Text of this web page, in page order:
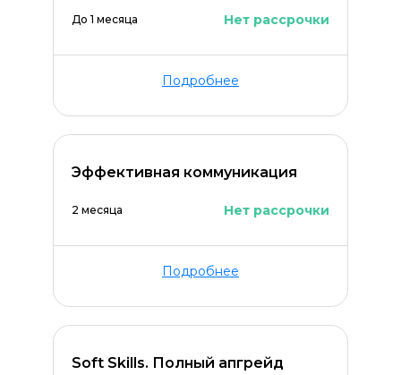
До 1 месяца Нет рассрочки
Подробнее
Эффективная коммуникация
2 месяца Нет рассрочки
Подробнее
Soft Skills. Полный апгрейд